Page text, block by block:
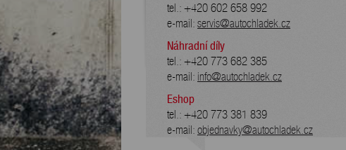
tel.: +420 602 658 992
e-mail: servis@autochladek.cz
Náhradní díly
tel.: +420 773 682 385
e-mail: info@autochladek.cz
Eshop
tel.: +420 773 381 839
e-mail: objednavky@autochladek.cz